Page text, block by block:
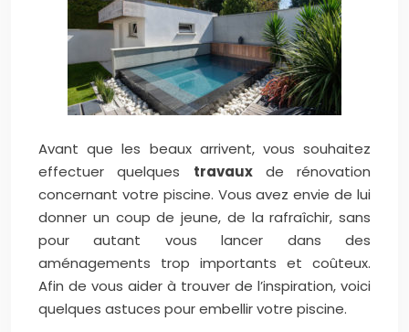
Avant que les beaux arrivent, vous souhaitez
effectuer quelques travauxde rénovation
concernant votre piscine. Vous avez envie de lui
donner un coup de jeune, de la rafraîchir, sans
pour autant vous lancer dans des
aménagements trop importants et coûteux.
Afin de vous aider à trouver de l’inspiration, voici
quelques astuces pour embellir votre piscine.